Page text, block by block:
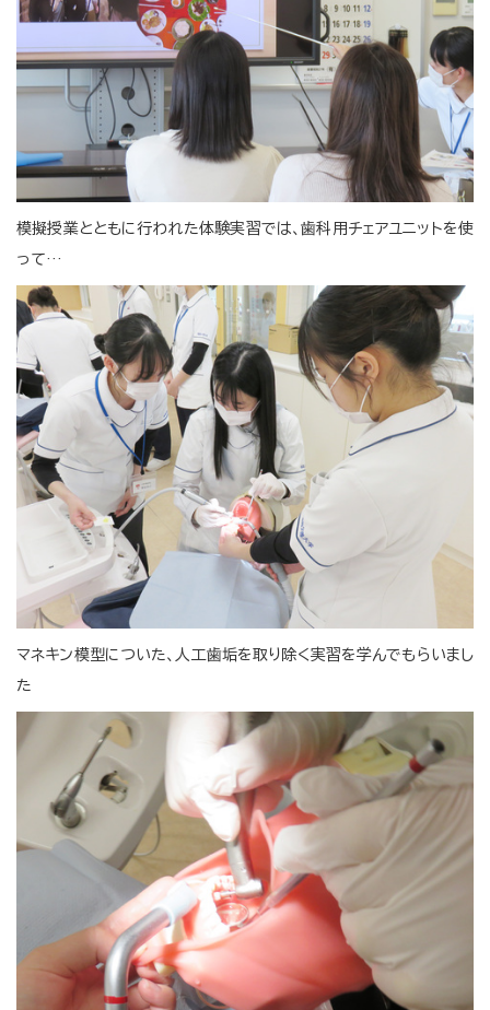
模擬授業とともに行われた体験実習では、歯科用チェアユニットを使
って…
マネキン模型についた、人工歯垢を取り除く実習を学んでもらいまし
た